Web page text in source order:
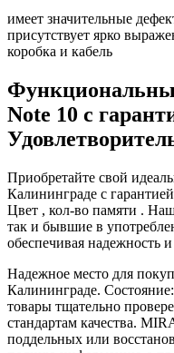
имеет значительные
присутствует ярко
коробка и кабель
Note 10 с
Приобретайте свой
Калининграде с
Цвет , кол-во памяти .
так и бывшие в
обеспечивая надежность
Надежное место для
Калининграде.
товары тщательно
стандартам качества.
поддельных или